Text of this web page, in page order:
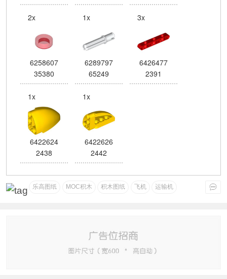
2x
6258607
35380
1x
6289797
65249
3x
6426477
2391
1x
6422624
2438
1x
6422626
2442
乐高图纸 MOC积木 积木图纸 飞机 运输机